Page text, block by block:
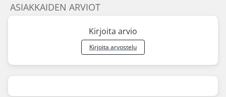
ASIAKKAIDEN ARVIOT
Kirjoita arvio
Kirjoita arvostelu